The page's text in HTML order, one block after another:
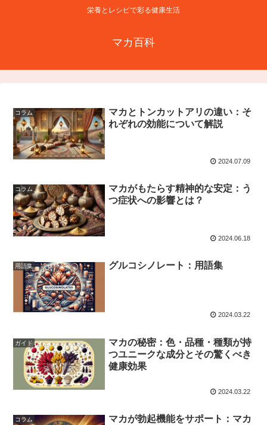
栄養とレシピで彩る健康生活
マカ百科
コラム
マカとトンカットアリの違い：そ
れぞれの効能について解説
2024.07.09
コラム
マカがもたらす精神的な安定：う
つ症状への影響とは？
2024.06.18
用語集 グルコシノレート：用語集
2024.03.22
ガイド
マカの秘密：色・品種・種類が持
つユニークな成分とその驚くべき
健康効果
2024.03.22
コラム
マカが勃起機能をサポート：マカ